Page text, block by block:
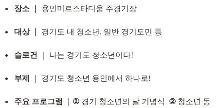
장소 ｜ 용인미르스타디움 주경기장
대상 ｜ 경기도 내 청소년, 일반 경기도민 등
슬로건 ｜ 나는 경기도 청소년이다!
부제 ｜ 경기도 청소년 용인에서 하나로!
주요 프로그램 ① 경기 청소년의 날 기념식 ② 청소년 동